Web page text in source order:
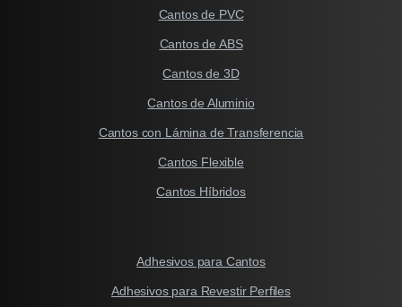
Cantos de PVC
Cantos de ABS
Cantos de 3D
Cantos de Aluminio
Cantos con Lámina de Transferencia
Cantos Flexible
Cantos Híbridos
Adhesivos para Cantos
Adhesivos para Revestir Perfiles